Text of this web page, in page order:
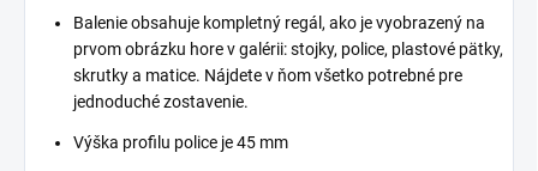
Balenie obsahuje kompletný regál, ako je vyobrazený na
prvom obrázku hore v galérii: stojky, police, plastové pätky,
skrutky a matice. Nájdete v ňom všetko potrebné pre
jednoduché zostavenie.
Výška profilu police je 45 mm